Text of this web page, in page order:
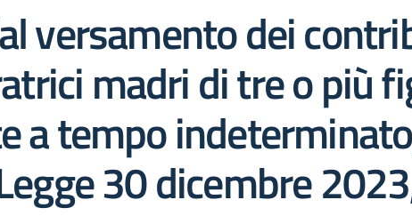
versamento dei
madri di tre o più
a tempo
30 dicembre